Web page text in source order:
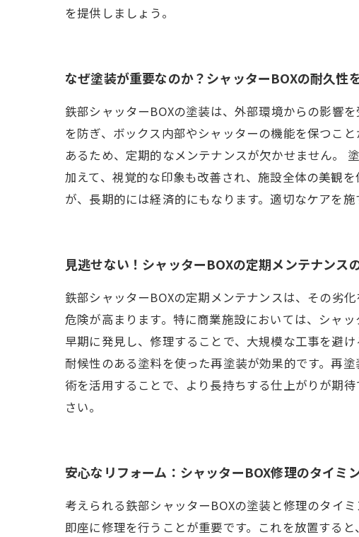
を提供しましょう。
なぜ塗装が重要なのか？シャッターBOXの耐久性
鉄部シャッターBOXの塗装は、外部環境からの影響
を防ぎ、ボックス内部やシャッターの機能を保つこ
あるため、定期的なメンテナンスが欠かせません。
加えて、視覚的な印象も改善され、施設全体の美観
が、長期的には経済的にもなります。適切なケアを
見逃せない！シャッターBOXの定期メンテナンス
鉄部シャッターBOXの定期メンテナンスは、その劣
危険が高まります。特に商業施設においては、シャ
早期に発見し、修理することで、大規模な工事を避
耐候性のある塗料を使った再塗装が効果的です。再
術を活用することで、より長持ちする仕上がりが期
さい。
安心なリフォーム：シャッターBOX修理のタイミ
考えられる鉄部シャッターBOXの塗装と修理のタイ
即座に修理を行うことが重要です。これを放置する